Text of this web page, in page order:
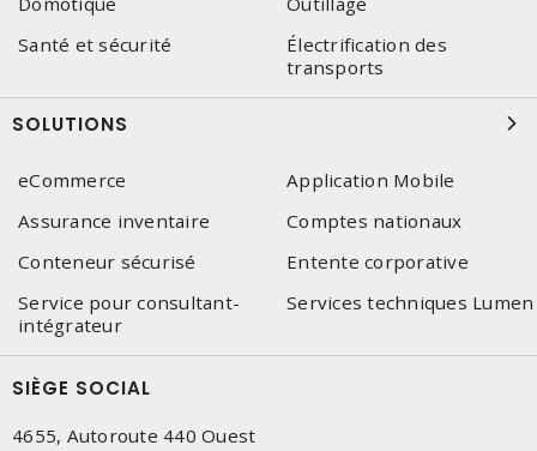
Santé et sécurité
Électrification des
transports
SOLUTIONS
eCommerce
Application Mobile
Assurance inventaire
Comptes nationaux
Conteneur sécurisé
Entente corporative
Service pour consultant-
intégrateur
Services techniques Lumen
SIÈGE SOCIAL
4655, Autoroute 440 Ouest